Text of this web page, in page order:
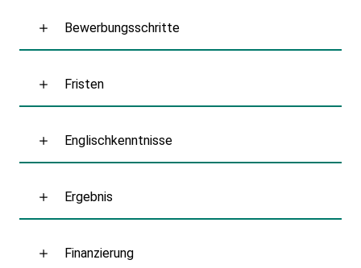
Bewerbungsschritte
Fristen
Englischkenntnisse
Ergebnis
Finanzierung